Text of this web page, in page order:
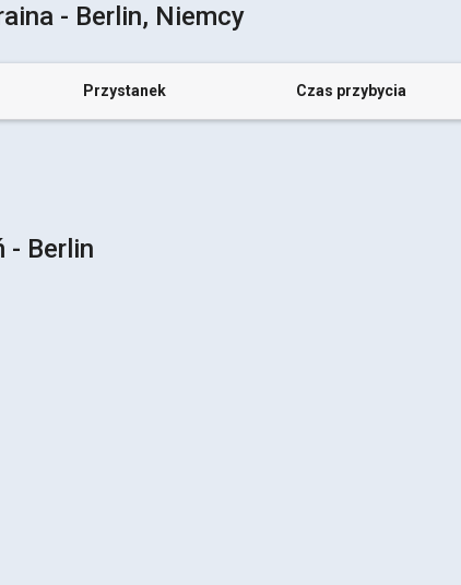
- Berlin, Niemcy
Przystanek Czas przybycia
- Berlin